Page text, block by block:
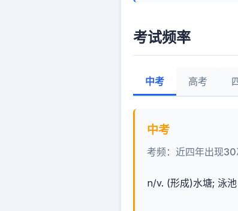
考试频率
中考 高考
中考
考频：近四年出现30
n/v. (形成)水塘; 泳池